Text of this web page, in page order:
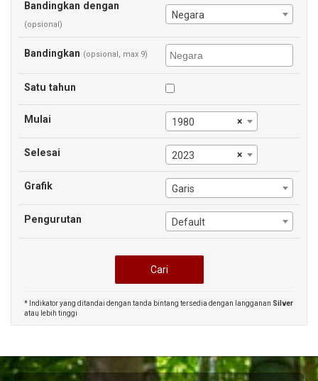
Bandingkan dengan
(opsional)
Negara
Bandingkan (opsional, max 9)
Satu tahun
Mulai ×
1980
Selesai ×
2023
Grafik Garis
Pengurutan Default
* Indikator yang ditandai dengan tanda bintang tersedia dengan langganan Silver
atau lebih tinggi